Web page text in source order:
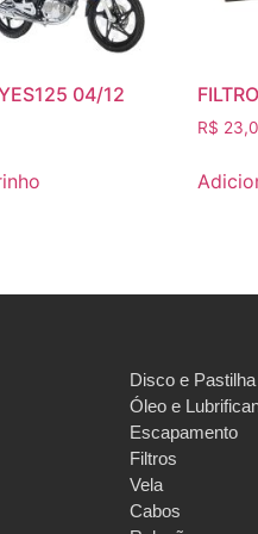
04/12
R$
Disco e Pastilha
Óleo e
Escapamento
Filtros
Vela
Cabos